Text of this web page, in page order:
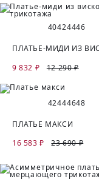
40424446
9 832 ₽
12 290 ₽
42444648
ПЛАТЬЕ МАКСИ
16 583 ₽
23 690 ₽